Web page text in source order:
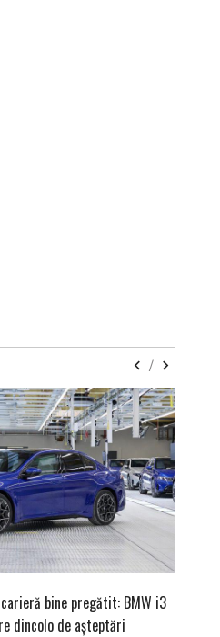
/
bine pregătit: BMW i3
dincolo de așteptări